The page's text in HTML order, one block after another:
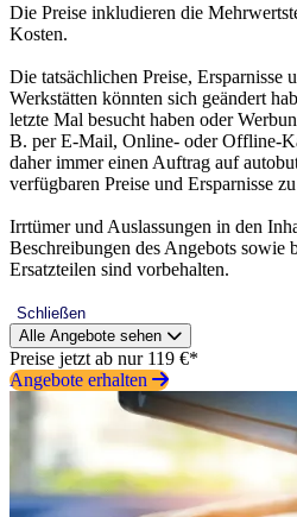
Die Preise inkludieren die
Kosten.
Die tatsächlichen Preise, Ersparnisse
Werkstätten könnten sich geändert
letzte Mal besucht haben oder
B. per E-Mail, Online- oder Offline-
daher immer einen Auftrag auf
verfügbaren Preise und Ersparnisse
Irrtümer und Auslassungen in den
Beschreibungen des Angebots sowie
Ersatzteilen sind vorbehalten.
Schließen
Alle Angebote sehen
Preise jetzt ab nur 119 €*
Angebote erhalten